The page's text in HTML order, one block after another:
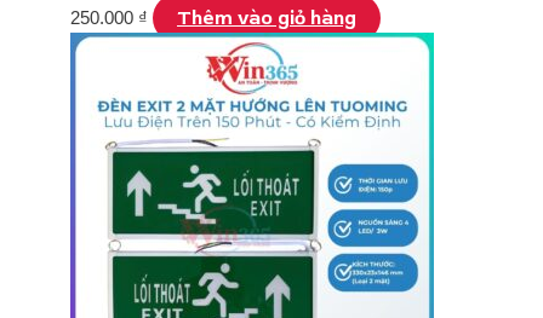
250.000 ₫ Thêm vào giỏ hàng